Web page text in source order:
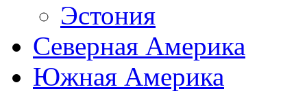
Эстония
Северная Америка
Южная Америка